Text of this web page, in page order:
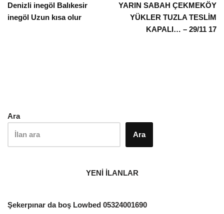
Denizli inegöl Balıkesir
inegöl Uzun kısa olur
YARIN SABAH ÇEKMEKÖY
YÜKLER TUZLA TESLİM
KAPALI… – 29/11 17
Ara
Ara
YENİ İLANLAR
Şekerpınar da boş Lowbed 05324001690